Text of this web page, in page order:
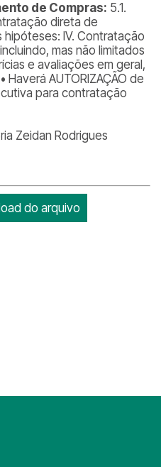
de Compras: 5.1.
direta de
IV. Contratação
mas não limitados
e avaliações em geral,
Haverá AUTORIZAÇÃO de
para contratação
Zeidan Rodrigues
do arquivo